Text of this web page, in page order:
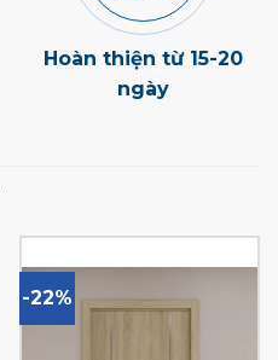
Hoàn thiện từ 15-20
ngày
-22%